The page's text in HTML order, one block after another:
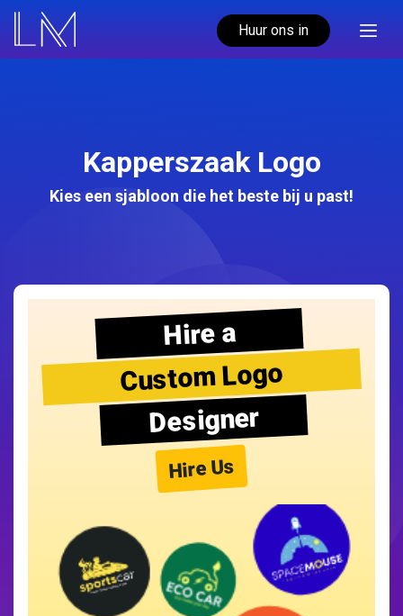
Huur ons in
Kapperszaak Logo
Kies een sjabloon die het beste bij u past!
Hire a
Custom Logo
Designer
Hire Us